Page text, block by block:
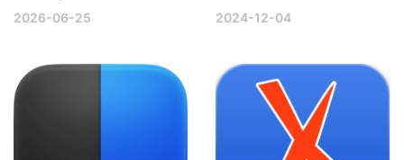
2026-06-25
2024-12-04